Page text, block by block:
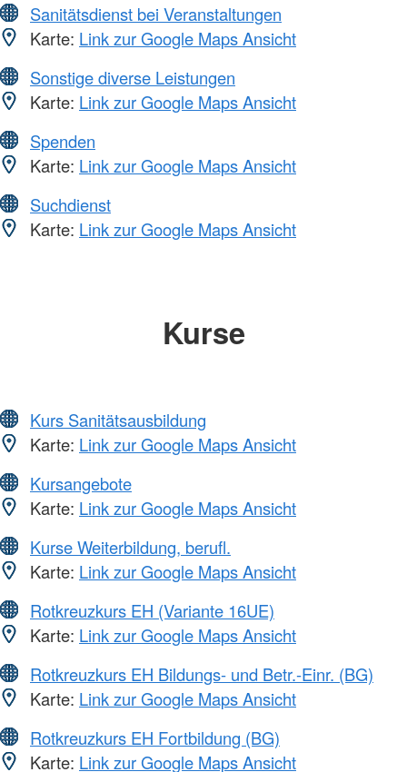
Sanitätsdienst bei Veranstaltungen
Karte: Link zur Google Maps Ansicht
Sonstige diverse Leistungen
Karte: Link zur Google Maps Ansicht
Spenden
Karte: Link zur Google Maps Ansicht
Suchdienst
Karte: Link zur Google Maps Ansicht
Kurse
Kurs Sanitätsausbildung
Karte: Link zur Google Maps Ansicht
Kursangebote
Karte: Link zur Google Maps Ansicht
Kurse Weiterbildung, berufl.
Karte: Link zur Google Maps Ansicht
Rotkreuzkurs EH (Variante 16UE)
Karte: Link zur Google Maps Ansicht
Rotkreuzkurs EH Bildungs- und Betr.-Einr. (BG)
Karte: Link zur Google Maps Ansicht
Rotkreuzkurs EH Fortbildung (BG)
Karte: Link zur Google Maps Ansicht